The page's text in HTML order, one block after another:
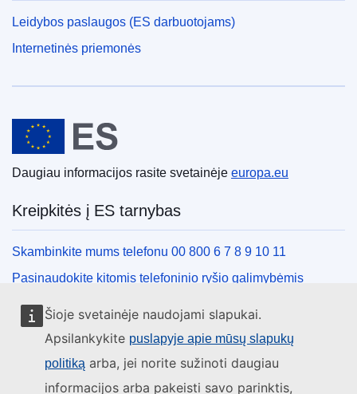
Šioje svetainėje naudojami slapukai.
Apsilankykite puslapyje apie mūsų slapukų
politiką arba, jei norite sužinoti daugiau
informacijos arba pakeisti savo parinktis,
Leidybos paslaugos (ES darbuotojams)
Internetinės priemonės
Europos Sąjunga
Daugiau informacijos rasite svetainėje europa.eu
Kreipkitės į ES tarnybas
Skambinkite mums telefonu 00 800 6 7 8 9 10 11
Pasinaudokite kitomis telefoninio ryšio galimybėmis
Rašykite mums naudodamiesi kontaktine forma
Susitikime viename iš ES biurų
Socialiniai tinklai